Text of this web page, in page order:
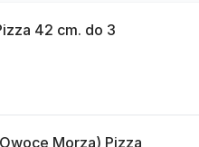
42 cm. do 3
Morza) Pizza